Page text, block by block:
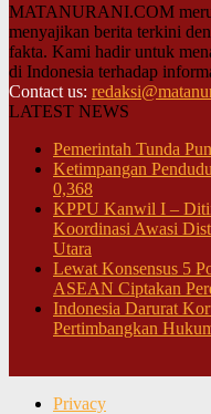
MATANURANI.COM
menyajikan berita terkini
fakta. Kami hadir untuk
di Indonesia terhadap
Contact us:
LATEST NEWS
Pemerintah Tunda
Ketimpangan
0,368
KPPU Kanwil I –
Koordinasi Awasi
Utara
Lewat Konsensus 5
ASEAN Ciptakan
Indonesia Darurat
Pertimbangkan
Privacy